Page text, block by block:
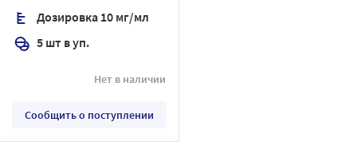
Дозировка 10 мг/мл
5 шт в уп.
Нет в наличии
Сообщить о поступлении